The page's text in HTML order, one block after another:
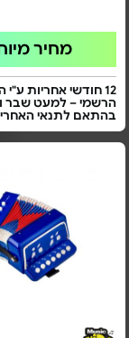
מחיר
12 חודשי אחריות ע"י
הרשמי – למעט שבר
בהתאם לתנאי